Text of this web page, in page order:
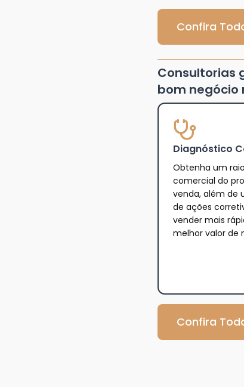
Confira
Consultorias
bom negócio
Diagnóstico
Obtenha um
comercial do
venda, além de
de ações
vender mais
melhor valor de
Confira